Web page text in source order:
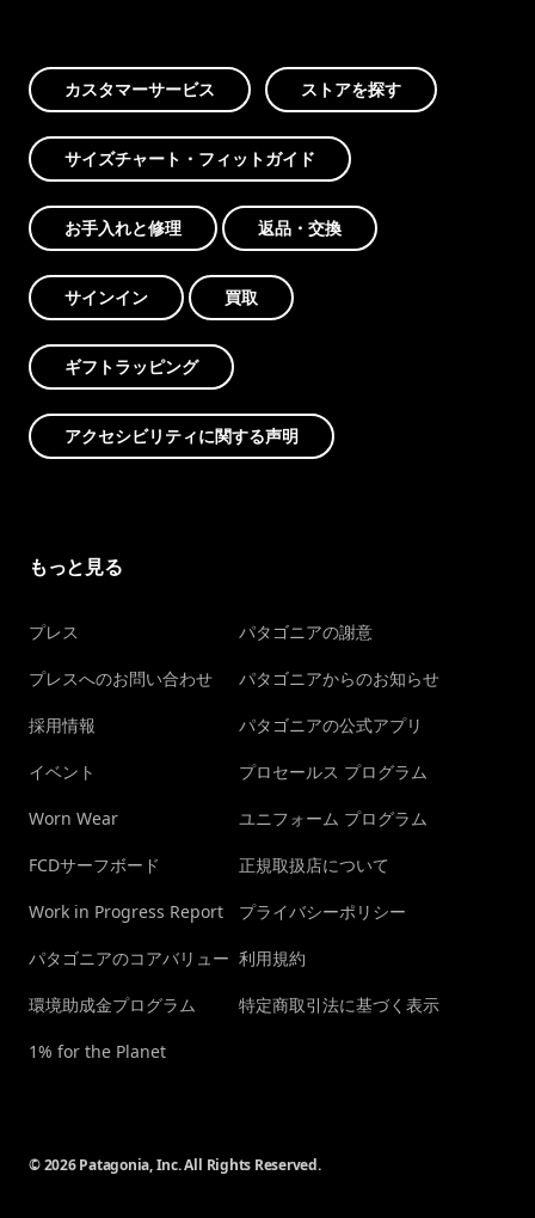
カスタマーサービス ストアを探す
サイズチャート・フィットガイド
お手入れと修理 返品・交換
サインイン 買取
ギフトラッピング
アクセシビリティに関する声明
もっと見る
プレス
プレスへのお問い合わせ
採用情報
イベント
Worn Wear
FCDサーフボード
Work in Progress Report
パタゴニアのコアバリュー
環境助成金プログラム
1% for the Planet
パタゴニアの謝意
パタゴニアからのお知らせ
パタゴニアの公式アプリ
プロセールス プログラム
ユニフォーム プログラム
正規取扱店について
プライバシーポリシー
利用規約
特定商取引法に基づく表示
© 2026 Patagonia, Inc. All Rights Reserved.